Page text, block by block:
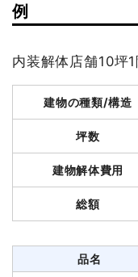
総額
品名
軽量鉄骨造住宅47坪2
建て
養生費
アスベスト撤去
アスベスト撤去
総額
品名
鉄骨造住宅69坪3階建
ブロック塀撤去
例
内装解体店舗10坪
建物の種類/構造
坪数
建物解体費用
総額
品名